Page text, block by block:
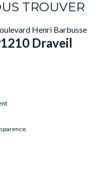
TROUVER
Henri Barbusse
Draveil